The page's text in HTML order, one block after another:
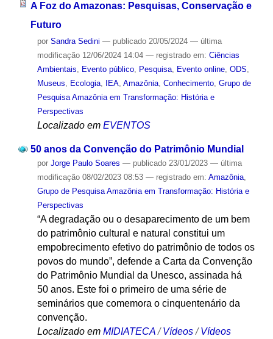
A Foz do Amazonas: Pesquisas, Conservação e
Futuro
por Sandra Sedini — publicado20/05/2024 — última
modificação12/06/2024 14:04 — registrado em: Ciências
Ambientais, Evento público, Pesquisa, Evento online, ODS,
Museus, Ecologia, IEA, Amazônia, Conhecimento, Grupo de
Pesquisa Amazônia em Transformação: História e
Perspectivas
Localizado em EVENTOS
50 anos da Convenção do Patrimônio Mundial
por Jorge Paulo Soares — publicado23/01/2023 — última
modificação08/02/2023 08:53 — registrado em: Amazônia,
Grupo de Pesquisa Amazônia em Transformação: História e
Perspectivas
“A degradação ou o desaparecimento de um bem
do patrimônio cultural e natural constitui um
empobrecimento efetivo do patrimônio de todos os
povos do mundo”, defende a Carta da Convenção
do Patrimônio Mundial da Unesco, assinada há
50 anos. Este foi o primeiro de uma série de
seminários que comemora o cinquentenário da
convenção.
Localizado em MIDIATECA /Vídeos /Vídeos